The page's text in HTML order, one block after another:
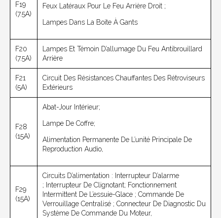
F19
(7.5A)
Feux Latéraux Pour Le Feu Arrière Droit ;
Lampes Dans La Boite À Gants
F20
(7.5A)
Lampes Et Témoin D’allumage Du Feu Antibrouillard
Arrière
F21
(5A)
Circuit Des Résistances Chauffantes Des Rétroviseurs
Extérieurs
F28
(15A)
Abat-Jour Intérieur;
Lampe De Coffre;
Alimentation Permanente De L’unité Principale De
Reproduction Audio,
F29
(15A)
Circuits D’alimentation : Interrupteur D’alarme
; Interrupteur De Clignotant; Fonctionnement
Intermittent De L’essuie-Glace ; Commande De
Verrouillage Centralisé ; Connecteur De Diagnostic Du
Système De Commande Du Moteur,